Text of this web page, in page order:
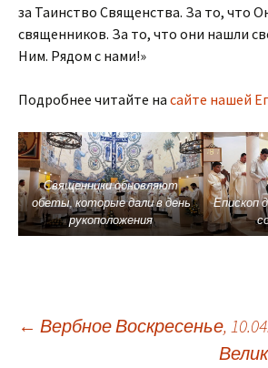
за Таинство Священства. За то, что
священников. За то, что они нашли
Ним. Рядом с нами!»
Подробнее читайте на сайте нашей
Священники обновляют
обеты, которые дали в день
рукоположения
Епископ
Навигация
← Вербное Воскресенье,